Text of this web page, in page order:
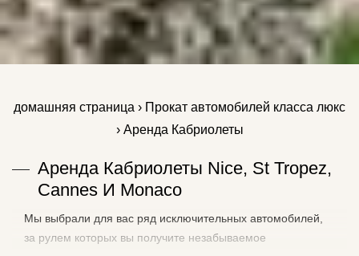
домашняя страница › Прокат автомобилей класса люкс
› Аренда Кабриолеты
Аренда Кабриолеты Nice, St Tropez,
Cannes И Monaco
Мы выбрали для вас ряд исключительных автомобилей,
за рулем которых вы получите незабываемое